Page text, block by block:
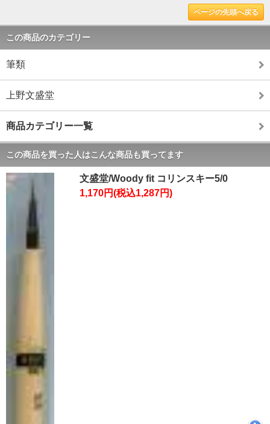
ページの先頭へ戻る
この商品のカテゴリー
筆類
上野文盛堂
商品カテゴリー一覧
この商品を買った人はこんな商品も買ってます
文盛堂/Woody fit コリンスキー5/0
1,170円(税込1,287円)